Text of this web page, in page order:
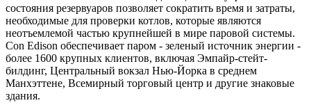
состояния резервуаров позволяет сократить время и затраты,
необходимые для проверки котлов, которые являются
неотъемлемой частью крупнейшей в мире паровой системы.
Con Edison обеспечивает паром - зеленый источник энергии -
более 1600 крупных клиентов, включая Эмпайр-стейт-
билдинг, Центральный вокзал Нью-Йорка в среднем
Манхэттене, Всемирный торговый центр и другие знаковые
здания.